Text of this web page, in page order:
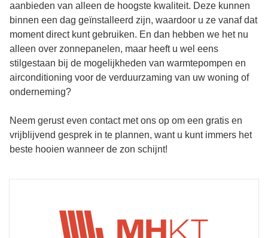
aanbieden van alleen de hoogste kwaliteit. Deze kunnen
binnen een dag geïnstalleerd zijn, waardoor u ze vanaf dat
moment direct kunt gebruiken. En dan hebben we het nu
alleen over zonnepanelen, maar heeft u wel eens
stilgestaan bij de mogelijkheden van warmtepompen en
airconditioning voor de verduurzaming van uw woning of
onderneming?
Neem gerust even contact met ons op om een gratis en
vrijblijvend gesprek in te plannen, want u kunt immers het
beste hooien wanneer de zon schijnt!